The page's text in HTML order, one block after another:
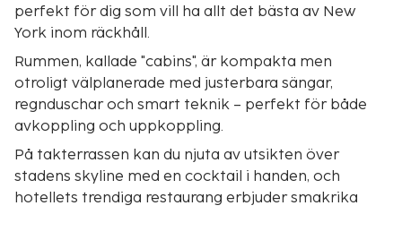
perfekt för dig som vill ha allt det bästa av New
York inom räckhåll.
Rummen, kallade "cabins", är kompakta men
otroligt välplanerade med justerbara sängar,
regnduschar och smart teknik – perfekt för både
avkoppling och uppkoppling.
På takterrassen kan du njuta av utsikten över
stadens skyline med en cocktail i handen, och
hotellets trendiga restaurang erbjuder smakrika